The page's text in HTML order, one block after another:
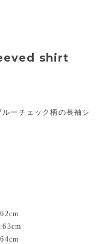
shirt
ーチェック柄の長袖シ